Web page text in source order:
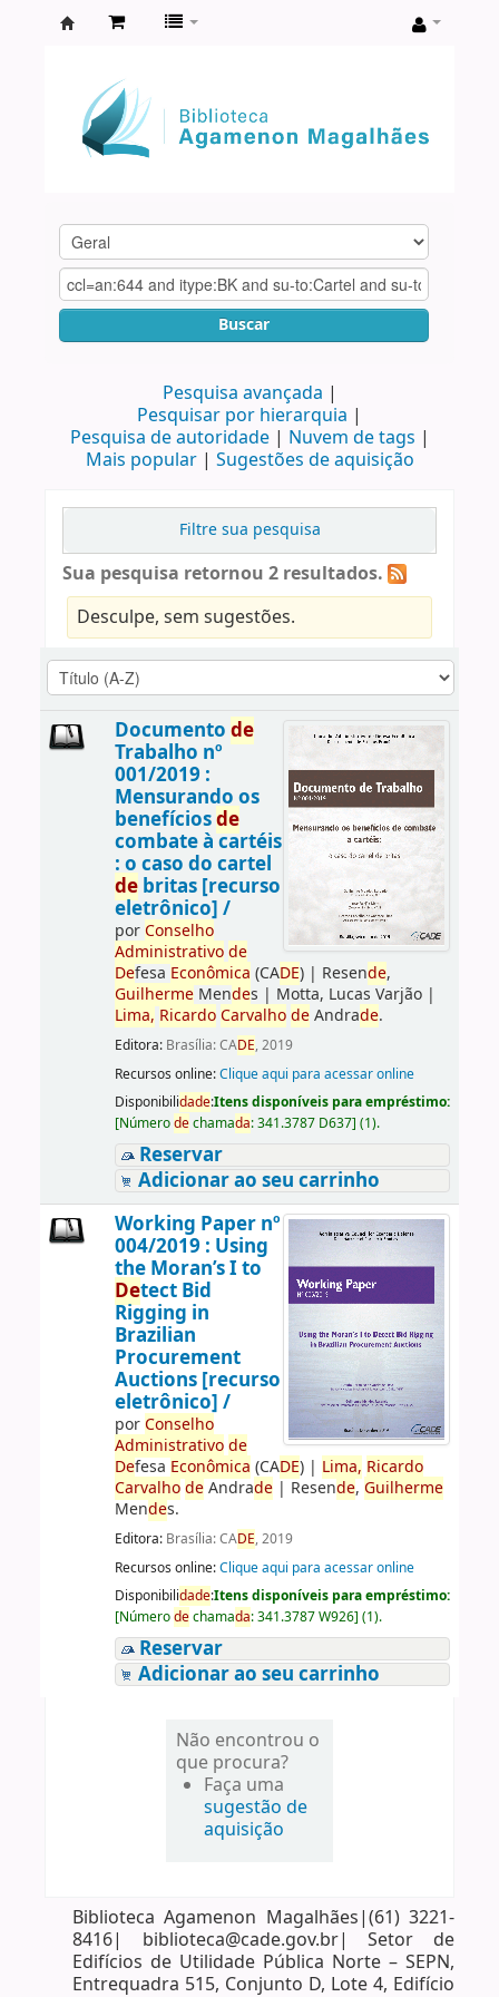
Agamenon
Magalhães
Buscar
Pesquisa avançada
Pesquisar por hierarquia
Pesquisa de autoridade
Nuvem de tags
Mais popular
Sugestões de aquisição
Filtre sua pesquisa
Sua pesquisa retornou 2 resultados.
Desculpe, sem sugestões.
Documento de
Trabalho nº
001/2019 :
Mensurando os
benefíciosde
combate à cartéis
: o caso do cartel
debritas [recurso
eletrônico] /
porConselho
Administrativo de
Defesa Econômica (CADE)| Resende,
GuilhermeMendes | Motta, Lucas Varjão|
Lima, Ricardo Carvalho deAndrade.
Editora: Brasília: CADE, 2019
Recursos online:Clique aqui para acessar online
Disponibilidade:Itens disponíveis para empréstimo:
[Númerodechamada:341.3787 D637] (1).
Reservar
Adicionar ao seu carrinho
Working Paper nº
004/2019 : Using
the Moran’s I to
Detect Bid
Rigging in
Brazilian
Procurement
Auctions [recurso
eletrônico] /
porConselho
Administrativo de
Defesa Econômica (CADE)| Lima, Ricardo
Carvalho deAndrade| Resende, Guilherme
Mendes.
Editora: Brasília: CADE, 2019
Recursos online:Clique aqui para acessar online
Disponibilidade:Itens disponíveis para empréstimo:
[Númerodechamada:341.3787 W926] (1).
Reservar
Adicionar ao seu carrinho
Não encontrou o
que procura?
Faça uma
sugestão de
aquisição
Biblioteca Agamenon Magalhães|(61) 3221-
8416| biblioteca@cade.gov.br| Setor de
Edifícios de Utilidade Pública Norte – SEPN,
Entrequadra 515, Conjunto D, Lote 4, Edifício